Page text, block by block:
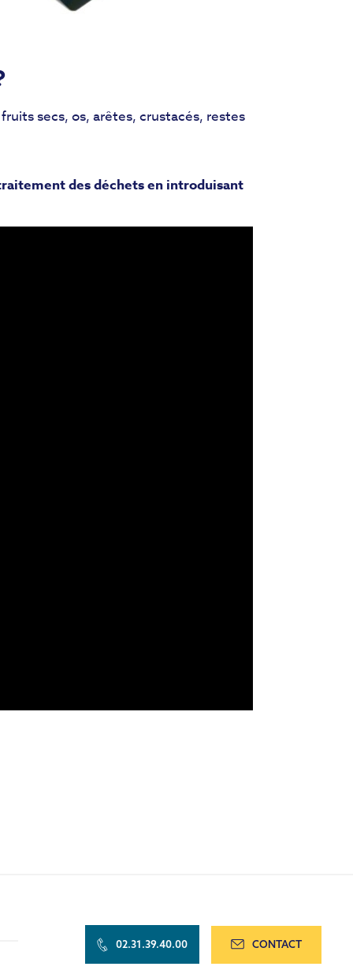
secs, os, arêtes, crustacés, restes
des déchets en introduisant
02.31.39.40.00 CONTACT